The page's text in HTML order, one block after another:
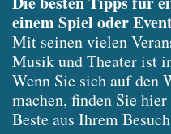
einem Spiel oder
Mit seinen vielen
Musik und Theater ist
Wenn Sie sich auf den
machen, finden Sie
Beste aus Ihrem